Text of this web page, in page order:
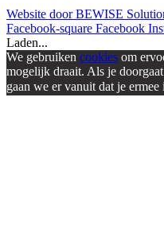
Website door BEWISE
Facebook-square Facebook
Laden...
We gebruiken cookies om
mogelijk draait. Als je
gaan we er vanuit dat je ermee